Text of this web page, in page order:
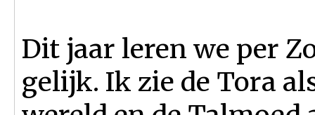
Dit jaar leren we per
gelijk. Ik zie de Tora